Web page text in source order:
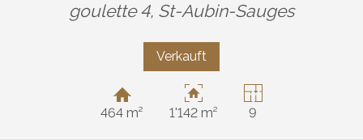
goulette 4, St-Aubin-Sauges
Verkauft
464 m² 1'142 m² 9